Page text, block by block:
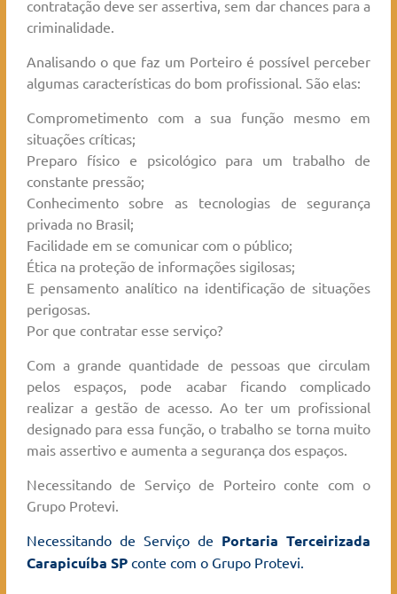
contratação deve ser assertiva, sem dar chances para a
criminalidade.
Analisando o que faz um Porteiro é possível perceber
algumas características do bom profissional. São elas:
Comprometimento com a sua função mesmo em
situações críticas;
Preparo físico e psicológico para um trabalho de
constante pressão;
Conhecimento sobre as tecnologias de segurança
privada no Brasil;
Facilidade em se comunicar com o público;
Ética na proteção de informações sigilosas;
E pensamento analítico na identificação de situações
perigosas.
Por que contratar esse serviço?
Com a grande quantidade de pessoas que circulam
pelos espaços, pode acabar ficando complicado
realizar a gestão de acesso. Ao ter um profissional
designado para essa função, o trabalho se torna muito
mais assertivo e aumenta a segurança dos espaços.
Necessitando de Serviço de Porteiro conte com o
Grupo Protevi.
Necessitando de Serviço de Portaria Terceirizada
Carapicuíba SPconte com o Grupo Protevi.